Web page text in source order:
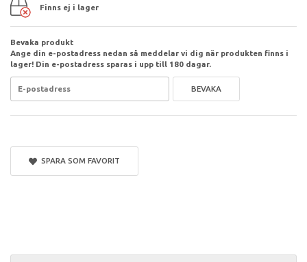
Finns ej i lager
Bevaka produkt
Ange din e-postadress nedan så meddelar vi dig när produkten finns i
lager! Din e-postadress sparas i upp till 180 dagar.
BEVAKA
SPARA SOM FAVORIT